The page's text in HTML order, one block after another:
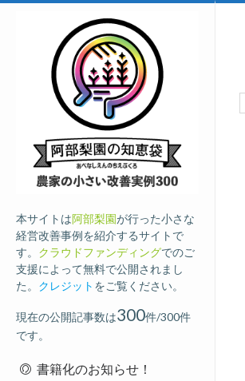
本サイトは阿部梨園が行った小さな
経営改善事例を紹介するサイトで
す。 クラウドファンディングでのご
支援によって無料で公開されまし
た。 クレジット をご覧ください。
現在の公開記事数は300件/300件
です。
書籍化のお知らせ！